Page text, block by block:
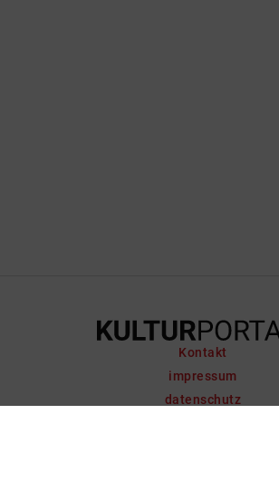
Kontakt
impressum
datenschutz